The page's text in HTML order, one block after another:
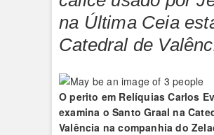
na Última Ceia
Catedral de
O perito em Relíquias Carlos
examina o Santo Graal na
Valência na companhia do